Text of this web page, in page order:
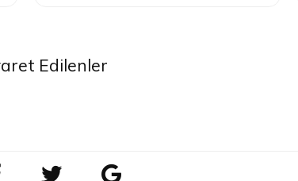
Edilenler